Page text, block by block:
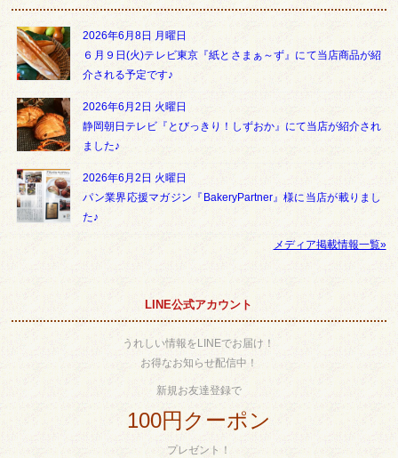
2026年6月8日 月曜日
６月９日(火)テレビ東京『紙とさまぁ～ず』にて当店商品が紹
介される予定です♪
2026年6月2日 火曜日
静岡朝日テレビ『とびっきり！しずおか』にて当店が紹介され
ました♪
2026年6月2日 火曜日
パン業界応援マガジン『BakeryPartner』様に当店が載りまし
た♪
メディア掲載情報一覧»
LINE公式アカウント
うれしい情報をLINEでお届け！
お得なお知らせ配信中！
新規お友達登録で
100円クーポン
プレゼント！